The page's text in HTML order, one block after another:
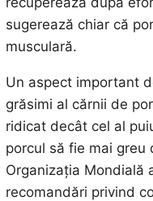
sugerează chiar că
musculară.
Un aspect important
grăsimi al cărnii de
ridicat decât cel al
porcul să fie mai greu
Organizația Mondială
recomandări privind